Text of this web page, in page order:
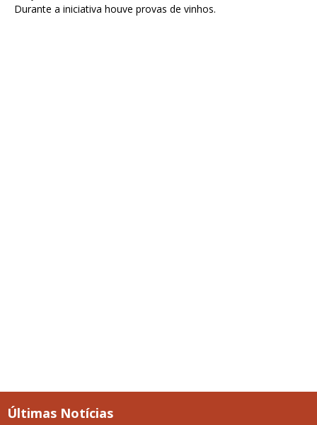
Durante a iniciativa houve provas de vinhos.
Últimas Notícias